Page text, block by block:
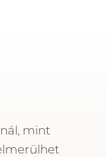
mint